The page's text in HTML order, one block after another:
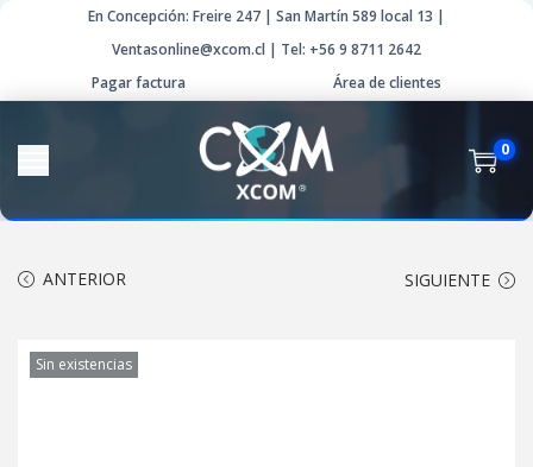
En Concepción: Freire 247 | San Martín 589 local 13 |
Ventasonline@xcom.cl | Tel: +56 9 8711 2642
Pagar factura
Área de clientes
0
ANTERIOR SIGUIENTE
Sin existencias